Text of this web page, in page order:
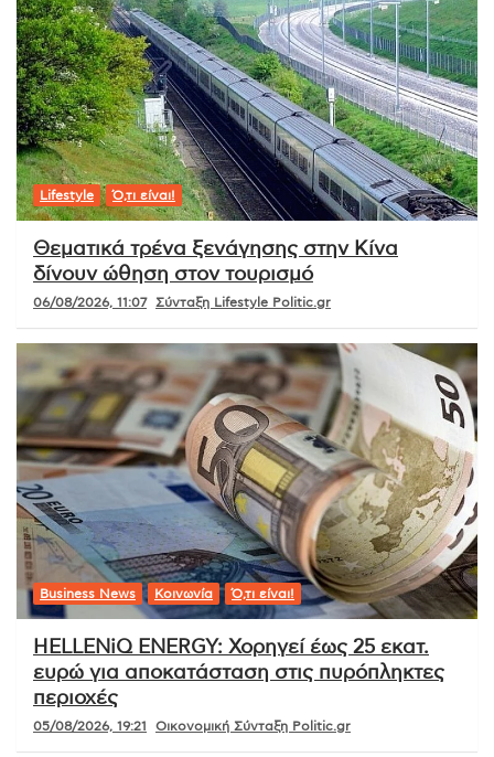
Lifestyle Ό,τι είναι!
Θεματικά τρένα ξενάγησης στην Κίνα
δίνουν ώθηση στον τουρισμό
06/08/2026, 11:07 Σύνταξη Lifestyle Politic.gr
Business News Κοινωνία Ό,τι είναι!
HELLENiQ ENERGY: Χορηγεί έως 25 εκατ.
ευρώ για αποκατάσταση στις πυρόπληκτες
περιοχές
05/08/2026, 19:21 Οικονομική Σύνταξη Politic.gr